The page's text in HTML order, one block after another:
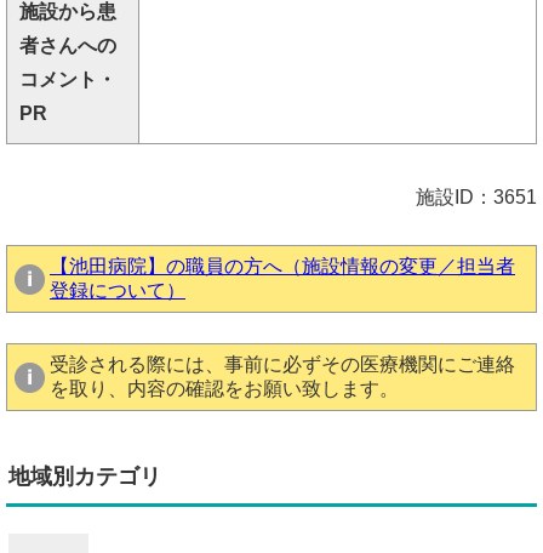
施設から患
者さんへの
コメント・
PR
施設ID：3651
【池田病院】の職員の方へ（施設情報の変更／担当者
登録について）
受診される際には、事前に必ずその医療機関にご連絡
を取り、内容の確認をお願い致します。
地域別カテゴリ